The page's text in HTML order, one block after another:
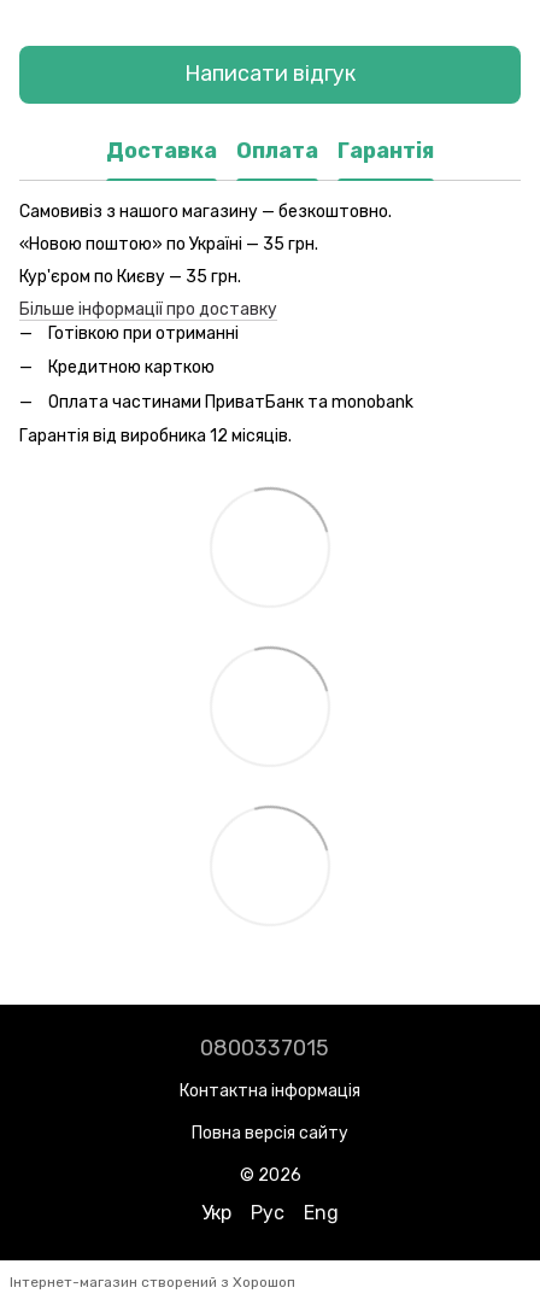
Написати відгук
Доставка Оплата Гарантія
Самовивіз з нашого магазину — безкоштовно.
«Новою поштою» по Україні — 35 грн.
Кур'єром по Києву — 35 грн.
Більше інформації про доставку
Готівкою при отриманні
Кредитною карткою
Оплата частинами ПриватБанк та monobank
Гарантія від виробника 12 місяців.
0800337015
Контактна інформація
Повна версія сайту
© 2026
Укр Рус Eng
Інтернет-магазин створений з Хорошоп